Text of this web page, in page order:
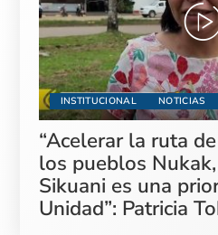
INSTITUCIONAL NOTICIAS
“Acelerar la ruta
los pueblos
Sikuani es una
Unidad”: Patricia